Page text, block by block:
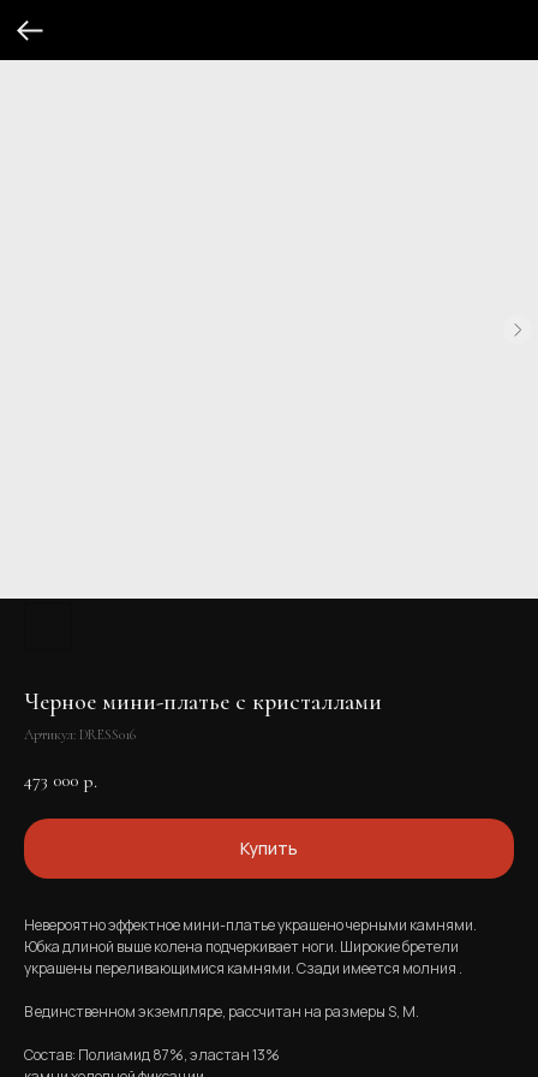
Черное мини-платье с кристаллами
Артикул: DRESS016
473 000 р.
Купить
Невероятно эффектное мини-платье украшено черными камнями.
Юбка длиной выше колена подчеркивает ноги. Широкие бретели
украшены переливающимися камнями. Сзади имеется молния .
В единственном экземпляре, рассчитан на размеры S, M.​
Состав: Полиамид 87%, эластан 13%​